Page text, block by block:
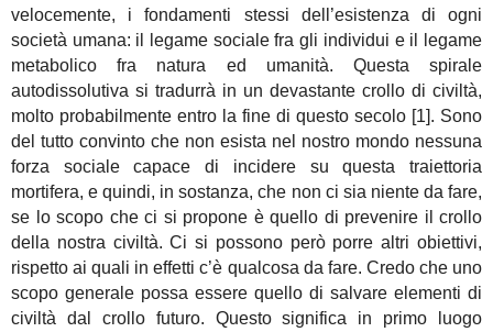
velocemente, i fondamenti stessi dell’esistenza di ogni
società umana: il legame sociale fra gli individui e il legame
metabolico fra natura ed umanità. Questa spirale
autodissolutiva si tradurrà in un devastante crollo di civiltà,
molto probabilmente entro la fine di questo secolo [1]. Sono
del tutto convinto che non esista nel nostro mondo nessuna
forza sociale capace di incidere su questa traiettoria
mortifera, e quindi, in sostanza, che non ci sia niente da fare,
se lo scopo che ci si propone è quello di prevenire il crollo
della nostra civiltà. Ci si possono però porre altri obiettivi,
rispetto ai quali in effetti c’è qualcosa da fare. Credo che uno
scopo generale possa essere quello di salvare elementi di
civiltà dal crollo futuro. Questo significa in primo luogo